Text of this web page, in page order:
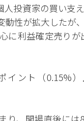
人投資家の買い支
性が拡大したが
に利益確定売りが
ント（0.15%）